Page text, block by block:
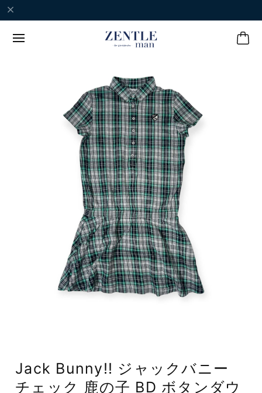
Jack Bunny!! ジャックバニー
チェック 鹿の子 BD ボタンダウ